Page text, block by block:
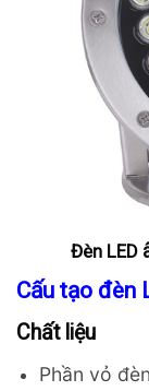
Đèn LED
Cấu tạo đèn
Chất liệu
Phần vỏ